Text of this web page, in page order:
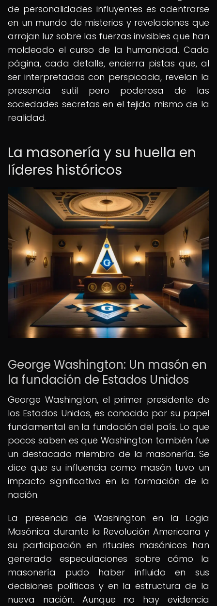
de personalidades influyentes es adentrarse
en un mundo de misterios y revelaciones que
arrojan luz sobre las fuerzas invisibles que han
moldeado el curso de la humanidad. Cada
página, cada detalle, encierra pistas que, al
ser interpretadas con perspicacia, revelan la
presencia sutil pero poderosa de las
sociedades secretas en el tejido mismo de la
realidad.
La masonería y su huella en
líderes históricos
George Washington: Un masón en
la fundación de Estados Unidos
George Washington, el primer presidente de
los Estados Unidos, es conocido por su papel
fundamental en la fundación del país. Lo que
pocos saben es que Washington también fue
un destacado miembro de la masonería. Se
dice que su influencia como masón tuvo un
impacto significativo en la formación de la
nación.
La presencia de Washington en la Logia
Masónica durante la Revolución Americana y
su participación en rituales masónicos han
generado especulaciones sobre cómo la
masonería pudo haber influido en sus
decisiones políticas y en la estructura de la
nueva nación. Aunque no hay evidencia